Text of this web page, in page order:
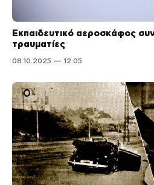
Εκπαιδευτικό αεροσκάφος
τραυματίες
08.10.2025 — 12:05